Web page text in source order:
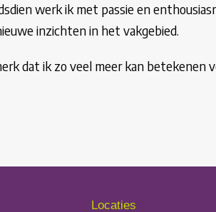
werk ik met passie en
inzichten in het vakgebied.
dat ik zo veel meer kan betekenen
Locaties